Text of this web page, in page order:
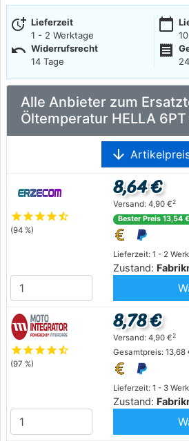
more_time Lieferzeit
1 - 2 Werktage
calendar_today
undo Widerrufsrecht
14 Tage
receipt
Alle Anbieter zum
Öltemperatur HELLA
arrow_downward
starstarstarstarstar_half
(94 %)
Lieferzeit: 1 - 2
Zustand:
8,64 €
Versand: 4,90 €2
Bester Preis 13,54 €
starstarstarstarstar_half
(97 %)
Lieferzeit: 1 - 3
Zustand:
8,78 €
Versand: 4,90 €2
Gesamtpreis: 13,68